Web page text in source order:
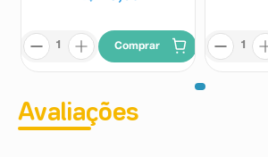
Comprar
Avaliações